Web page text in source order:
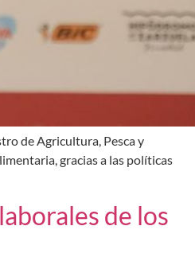
de Agricultura, Pesca y
gracias a las políticas
de los